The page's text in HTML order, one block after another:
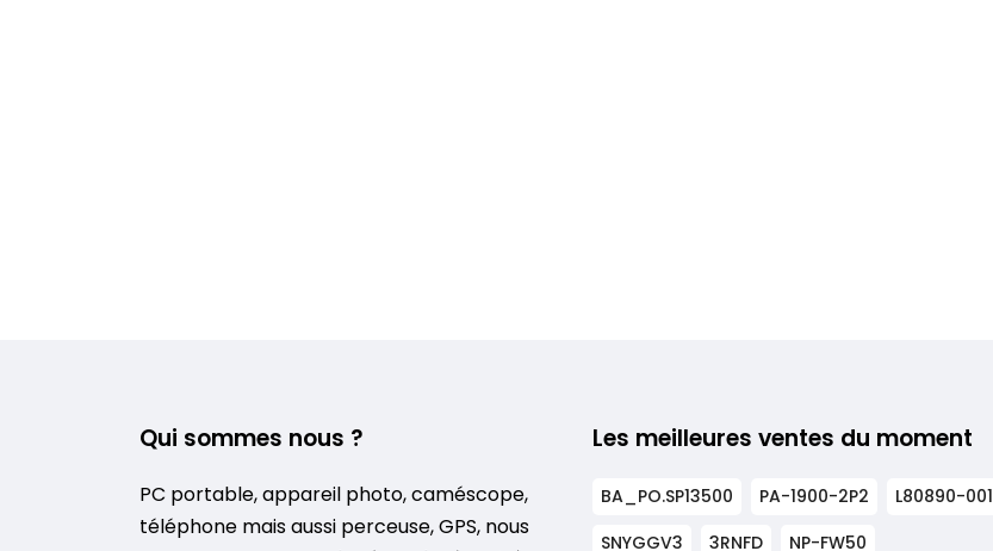
Qui sommes nous ?
PC portable, appareil photo, caméscope,
téléphone mais aussi perceuse, GPS, nous
Les meilleures ventes du moment
BA_PO.SP13500 PA-1900-2P2
L80890-001
SNYGGV3
3RNFD NP-FW50